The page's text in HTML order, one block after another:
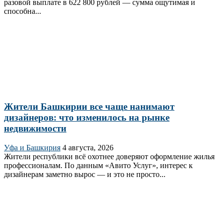
разовой выплате в 622 800 рублей — сумма ощутимая и
способна...
Жители Башкирии все чаще нанимают
дизайнеров: что изменилось на рынке
недвижимости
Уфа и Башкирия 4 августа, 2026
Жители республики всё охотнее доверяют оформление жилья
профессионалам. По данным «Авито Услуг», интерес к
дизайнерам заметно вырос — и это не просто...